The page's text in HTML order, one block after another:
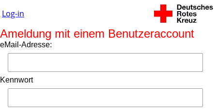
Log-in
Ameldung mit einem Benutzeraccount
eMail-Adresse:
Kennwort